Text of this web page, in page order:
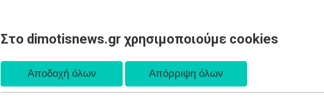
Στο dimotisnews.gr χρησιμοποιούμε cookies